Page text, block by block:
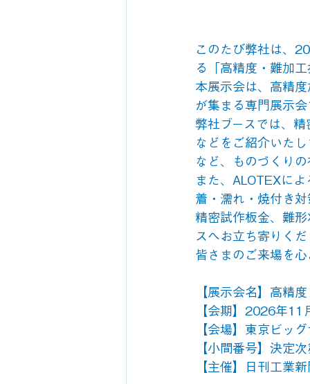
このたび弊社は、
る「高精度・難加
本展示会は、高精
が集まる専門展示会
弊社ブースでは、
などをご紹介いた
など、ものづくり
また、ALOTEXに
着・濡れ・焼付き
精密試作板金、難
スへお立ち寄りく
皆さまのご来場を
【展示会名】高精
【会期】2026年
【会場】東京ビッ
【小間番号】決定
【主催】日刊工業